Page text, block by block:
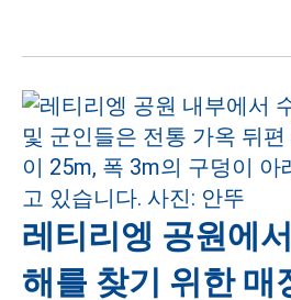
레티리엥 공원에
해를 찾기 위한 매